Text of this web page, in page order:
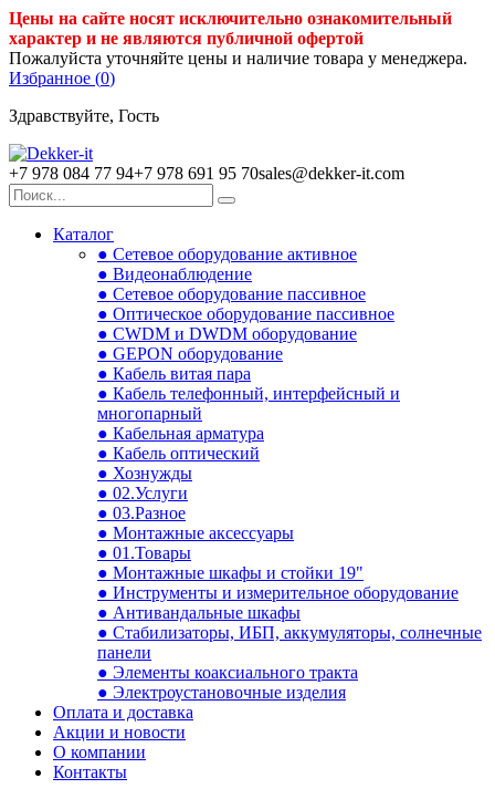
Цены на сайте носят исключительно ознакомительный
характер и не являются публичной офертой
Пожалуйста уточняйте цены и наличие товара у менеджера.
Избранное (0)
Здравствуйте, Гость
+7 978 084 77 94+7 978 691 95 70sales@dekker-it.com
Каталог
● Сетевое оборудование активное
● Видеонаблюдение
● Сетевое оборудование пассивное
● Оптическое оборудование пассивное
● CWDM и DWDM оборудование
● GEPON оборудование
● Кабель витая пара
● Кабель телефонный, интерфейсный и
многопарный
● Кабельная арматура
● Кабель оптический
● Хознужды
● 02.Услуги
● 03.Разное
● Монтажные аксессуары
● 01.Товары
● Монтажные шкафы и стойки 19"
● Инструменты и измерительное оборудование
● Антивандальные шкафы
● Стабилизаторы, ИБП, аккумуляторы, солнечные
панели
● Элементы коаксиального тракта
● Электроустановочные изделия
Оплата и доставка
Акции и новости
О компании
Контакты